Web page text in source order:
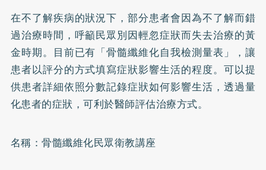
在不了解疾病的狀況下，部分患者會因為不了解而錯
過治療時間，呼籲民眾別因輕忽症狀而失去治療的黃
金時期。目前已有「骨髓纖維化自我檢測量表」，讓
患者以評分的方式填寫症狀影響生活的程度。可以提
供患者詳細依照分數記錄症狀如何影響生活，透過量
化患者的症狀，可利於醫師評估治療方式。
名稱：骨髓纖維化民眾衛教講座